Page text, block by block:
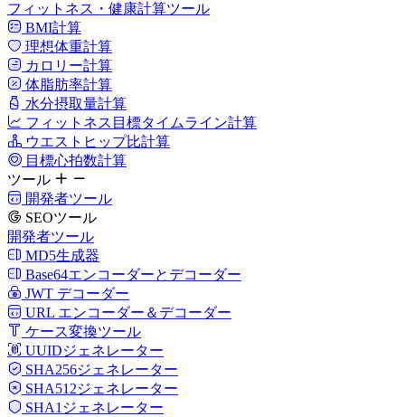
フィットネス・健康計算ツール
BMI計算
理想体重計算
カロリー計算
体脂肪率計算
水分摂取量計算
フィットネス目標タイムライン計算
ウエストヒップ比計算
目標心拍数計算
ツール
開発者ツール
SEOツール
開発者ツール
MD5生成器
Base64エンコーダーとデコーダー
JWT デコーダー
URL エンコーダー＆デコーダー
ケース変換ツール
UUIDジェネレーター
SHA256ジェネレーター
SHA512ジェネレーター
SHA1ジェネレーター